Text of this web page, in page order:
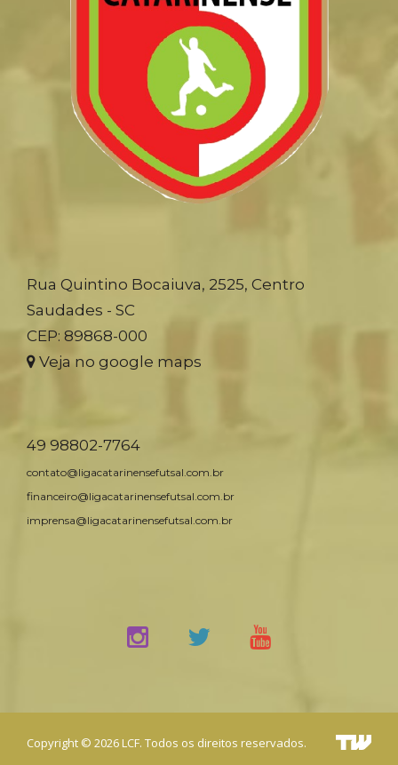
Rua Quintino Bocaiuva, 2525, Centro
Saudades - SC
CEP: 89868-000
Veja no google maps
49 98802-7764
contato@ligacatarinensefutsal.com.br
financeiro@ligacatarinensefutsal.com.br
imprensa@ligacatarinensefutsal.com.br
Copyright © 2026 LCF. Todos os direitos reservados.